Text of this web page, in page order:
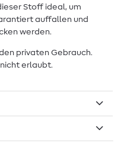
Stoff ideal, um
auffallen und
werden.
privaten Gebrauch.
erlaubt.